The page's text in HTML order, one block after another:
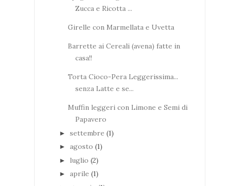
Zucca e Ricotta ...
Girelle con Marmellata e Uvetta
Barrette ai Cereali (avena) fatte in
casa!!
Torta Cioco-Pera Leggerissima...
senza Latte e se...
Muffin leggeri con Limone e Semi di
Papavero
► settembre (1)
► agosto (1)
► luglio (2)
► aprile (1)